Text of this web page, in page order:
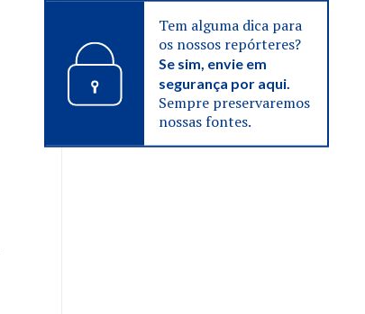
Tem alguma dica para
os nossos repórteres?
Se sim, envie em
segurança por aqui.
Sempre preservaremos
nossas fontes.